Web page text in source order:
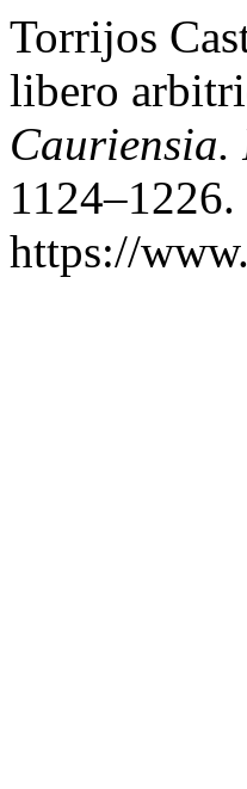
Torrijos
libero
Cauriensia.
https://